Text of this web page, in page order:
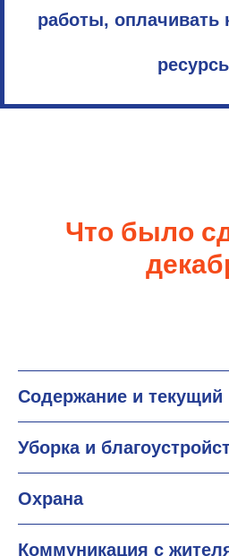
работы,
Что было
Содержание и текущий
Уборка и
Охрана
Коммуникация с